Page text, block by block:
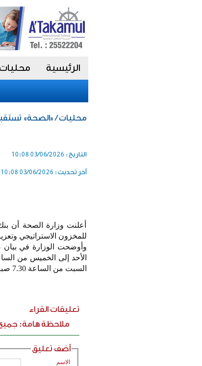
الرئيسية محليات
محليات / «الصحة»
التاريخ : 03/06/2026 10:08
آخر تحديث : 03/06/2026 10:08
أعلنت وزارة الصحة أن
للمخزون الاستراتيجي
وأوضحت الوزارة في بيان
السبت من الساعة 7.30 صباحا حتى 8 مساء.
تعليقات القراء
ملاحظة هامة: جميع
أضف تعليق
الاسم